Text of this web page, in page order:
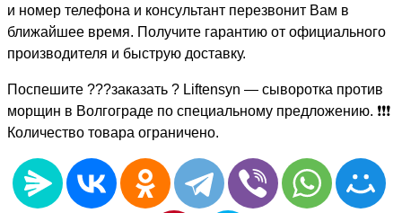
и номер телефона и консультант перезвонит Вам в
ближайшее время. Получите гарантию от официального
производителя и быструю доставку.
Поспешите ???заказать ? Liftensyn — сыворотка против
морщин в Волгограде по специальному предложению. ❗❗❗
Количество товара ограничено.